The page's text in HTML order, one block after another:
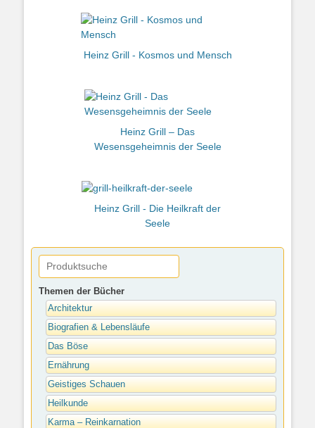
Heinz Grill - Kosmos und Mensch
Heinz Grill – Das
Wesensgeheimnis der Seele
Heinz Grill - Die Heilkraft der
Seele
Themen der Bücher
Architektur
Biografien & Lebensläufe
Das Böse
Ernährung
Geistiges Schauen
Heilkunde
Karma – Reinkarnation